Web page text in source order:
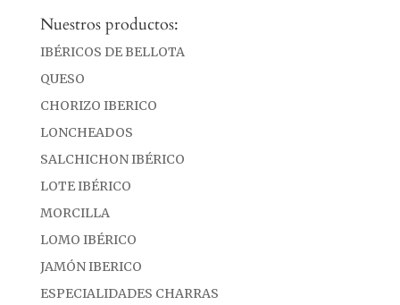
Nuestros productos:
IBÉRICOS DE BELLOTA
QUESO
CHORIZO IBERICO
LONCHEADOS
SALCHICHON IBÉRICO
LOTE IBÉRICO
MORCILLA
LOMO IBÉRICO
JAMÓN IBERICO
ESPECIALIDADES CHARRAS